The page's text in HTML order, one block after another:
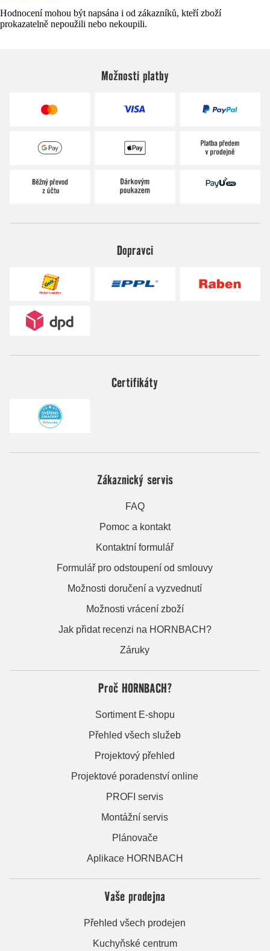
Hodnocení mohou být napsána i od zákazníků, kteří zboží
prokazatelně nepoužili nebo nekoupili.
Možnosti platby
Dopravci
Certifikáty
Zákaznický servis
FAQ
Pomoc a kontakt
Kontaktní formulář
Formulář pro odstoupení od smlouvy
Možnosti doručení a vyzvednutí
Možnosti vrácení zboží
Jak přidat recenzi na HORNBACH?
Záruky
Proč HORNBACH?
Sortiment E-shopu
Přehled všech služeb
Projektový přehled
Projektové poradenství online
PROFI servis
Montážní servis
Plánovače
Aplikace HORNBACH
Vaše prodejna
Přehled všech prodejen
Kuchyňské centrum